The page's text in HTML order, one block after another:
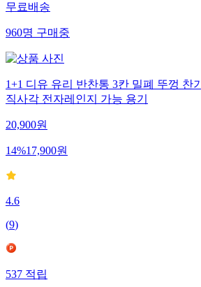
무료배송
960명 구매중
1+1 디유 유리 반찬통 3칸 밀폐 뚜껑 찬
직사각 전자레인지 가능 용기
20,900원
14%17,900원
4.6
(9)
537 적립